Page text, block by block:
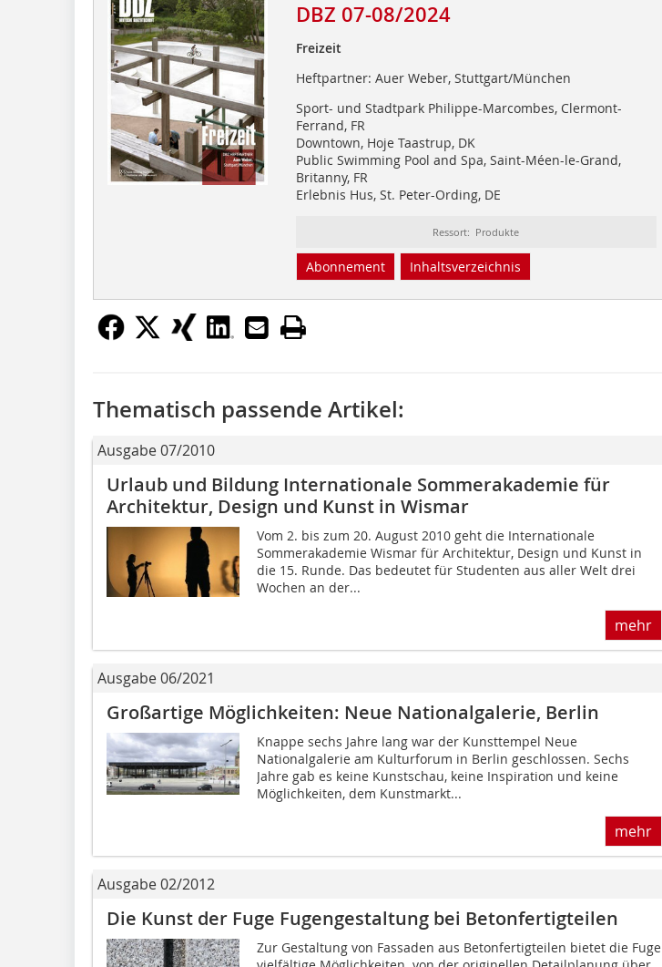
DBZ 07-08/2024
Freizeit
Heftpartner: Auer Weber, Stuttgart/München
Sport- und Stadtpark Philippe-Marcombes, Clermont-
Ferrand, FR
Downtown, Hoje Taastrup, DK
Public Swimming Pool and Spa, Saint-Méen-le-Grand,
Britanny, FR
Erlebnis Hus, St. Peter-Ording, DE
Ressort: Produkte
Abonnement Inhaltsverzeichnis
Thematisch passende Artikel:
Ausgabe 07/2010
Urlaub und Bildung Internationale Sommerakademie für
Architektur, Design und Kunst in Wismar
Vom 2. bis zum 20. August 2010 geht die Internationale
Sommerakademie Wismar für Architektur, Design und Kunst in
die 15. Runde. Das bedeutet für Studenten aus aller Welt drei
Wochen an der...
mehr
Ausgabe 06/2021
Großartige Möglichkeiten: Neue Nationalgalerie, Berlin
Knappe sechs Jahre lang war der Kunsttempel Neue
Nationalgalerie am Kulturforum in Berlin geschlossen. Sechs
Jahre gab es keine Kunstschau, keine Inspiration und keine
Möglichkeiten, dem Kunstmarkt...
mehr
Ausgabe 02/2012
Die Kunst der Fuge Fugengestaltung bei Betonfertigteilen
Zur Gestaltung von Fassaden aus Betonfertigteilen bietet die Fuge